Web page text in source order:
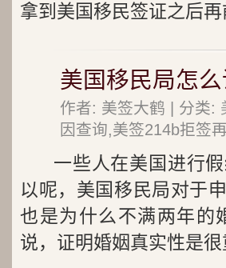
拿到美国移民签证之后
美国移民局怎
作者: 美签大鹤 | 分类:
因查询,美签214b拒签
一些人在美国进行
以呢，美国移民局对于
也是为什么不满两年的
说，证明婚姻真实性是